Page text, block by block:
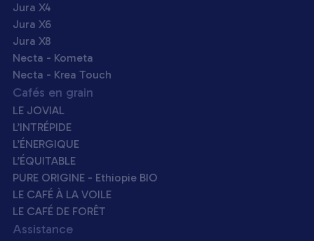
Jura X4
Jura X6
Jura X8
Necta - Kometa
Necta - Krea Touch
Cafés en grain
LE JOVIAL
L’INTRÉPIDE
L’ÉNERGIQUE
L’ÉQUITABLE
PURE ORIGINE - Ethiopie BIO
LE CAFÉ À LA VOILE
LE CAFÉ DE FORÊT
Assistance